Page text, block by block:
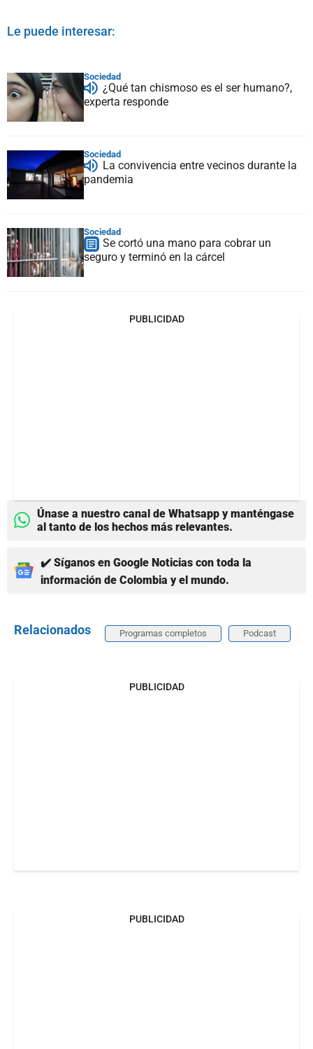
Le puede interesar:
Sociedad
¿Qué tan chismoso es el ser humano?,
experta responde
Sociedad
La convivencia entre vecinos durante la
pandemia
Sociedad
Se cortó una mano para cobrar un
seguro y terminó en la cárcel
PUBLICIDAD
Únase a nuestro canal de Whatsapp y manténgase
al tanto de los hechos más relevantes.
✔️ Síganos en Google Noticias con toda la
información de Colombia y el mundo.
Relacionados Programas completos Podcast
PUBLICIDAD
PUBLICIDAD